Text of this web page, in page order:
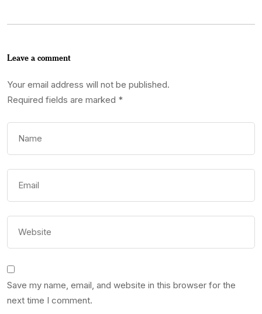
Leave a comment
Your email address will not be published.
Required fields are marked *
Save my name, email, and website in this browser for the
next time I comment.